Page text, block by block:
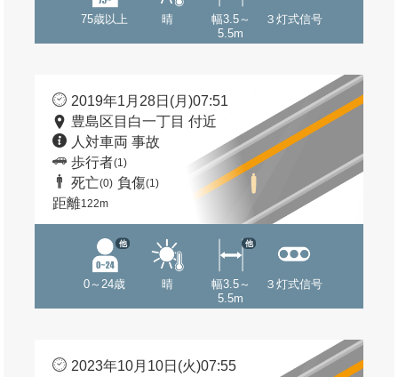
75歳以上 晴
幅3.5～
5.5m
３灯式信号
2019年1月28日(月)07:51
豊島区目白一丁目 付近
人対車両 事故
歩行者(1)
死亡(0) 負傷(1)
距離122m
0～24歳
他
晴
幅3.5～
5.5m
他
３灯式信号
2023年10月10日(火)07:55